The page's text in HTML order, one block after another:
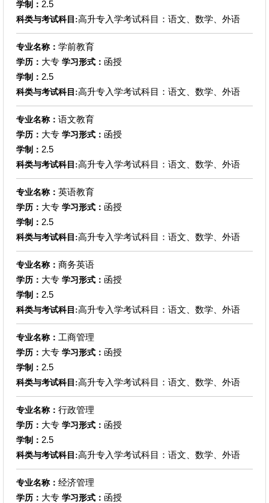
学制： 2.5
科类与考试科目:高升专入学考试科目：语文、数学、外语
专业名称： 学前教育
学历： 大专 学习形式： 函授
学制： 2.5
科类与考试科目:高升专入学考试科目：语文、数学、外语
专业名称： 语文教育
学历： 大专 学习形式： 函授
学制： 2.5
科类与考试科目:高升专入学考试科目：语文、数学、外语
专业名称： 英语教育
学历： 大专 学习形式： 函授
学制： 2.5
科类与考试科目:高升专入学考试科目：语文、数学、外语
专业名称： 商务英语
学历： 大专 学习形式： 函授
学制： 2.5
科类与考试科目:高升专入学考试科目：语文、数学、外语
专业名称： 工商管理
学历： 大专 学习形式： 函授
学制： 2.5
科类与考试科目:高升专入学考试科目：语文、数学、外语
专业名称： 行政管理
学历： 大专 学习形式： 函授
学制： 2.5
科类与考试科目:高升专入学考试科目：语文、数学、外语
专业名称： 经济管理
学历： 大专 学习形式： 函授